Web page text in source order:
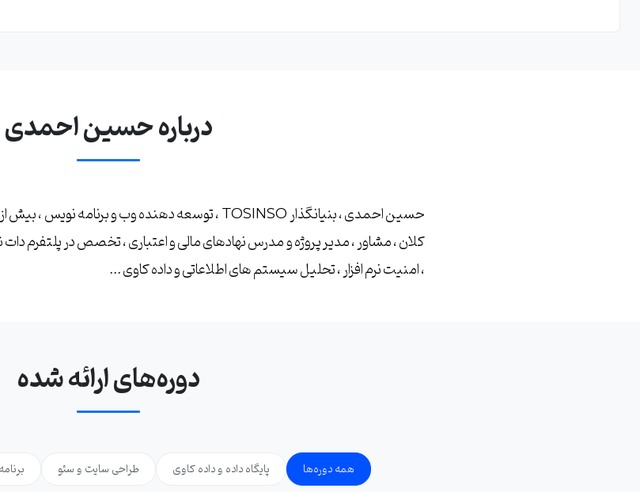
درباره حسین احمدی
کلان ، مشاور ، مدیر پروژه و مدرس نهادهای مالی و اعتباری ، تخصص در پلتفرم
، امنیت نرم افزار ، تحلیل سیستم های اطلاعاتی و داده کاوی ...
دوره‌های ارائه شده
همه دوره‌ها پایگاه داده و داده کاوی طراحی سایت و سئو